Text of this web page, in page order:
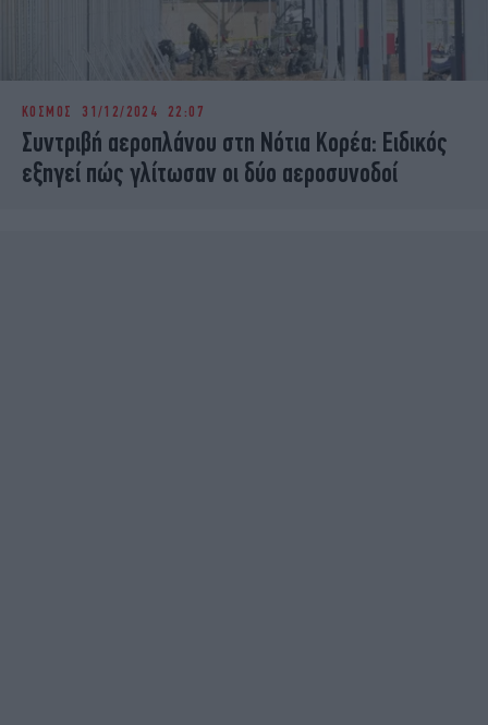
ΚΟΣΜΟΣ 31/12/2024 22:07
Συντριβή αεροπλάνου στη Νότια Κορέα: Ειδικός
εξηγεί πώς γλίτωσαν οι δύο αεροσυνοδοί